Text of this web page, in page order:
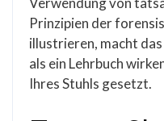
Prinzipien der
illustrieren, macht
als ein Lehrbuch
Ihres Stuhls gesetzt.